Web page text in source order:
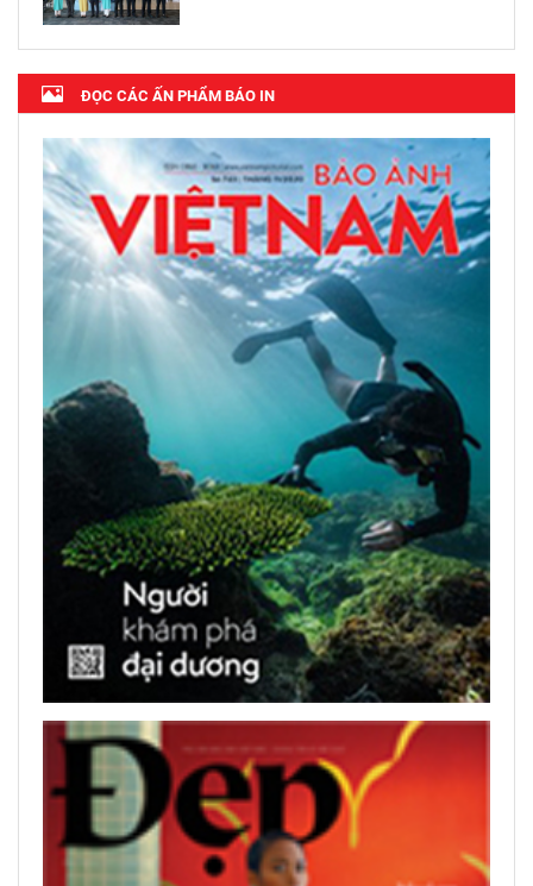
ĐỌC CÁC ẤN PHẨM BÁO IN